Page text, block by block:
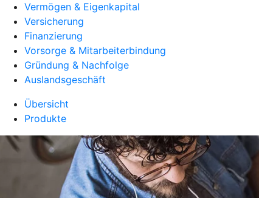
Vermögen & Eigenkapital
Versicherung
Finanzierung
Vorsorge & Mitarbeiterbindung
Gründung & Nachfolge
Auslandsgeschäft
Übersicht
Produkte